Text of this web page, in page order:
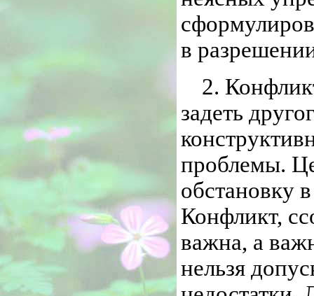
в
2.
задеть
проблемы.
обстановку
Конфликт,
важна, а
нельзя